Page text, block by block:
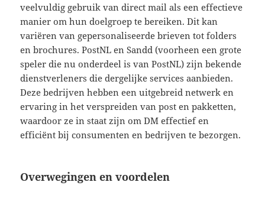
veelvuldig gebruik van direct mail als een effectieve
manier om hun doelgroep te bereiken. Dit kan
variëren van gepersonaliseerde brieven tot folders
en brochures. PostNL en Sandd (voorheen een grote
speler die nu onderdeel is van PostNL) zijn bekende
dienstverleners die dergelijke services aanbieden.
Deze bedrijven hebben een uitgebreid netwerk en
ervaring in het verspreiden van post en pakketten,
waardoor ze in staat zijn om DM effectief en
efficiënt bij consumenten en bedrijven te bezorgen.
Overwegingen en voordelen